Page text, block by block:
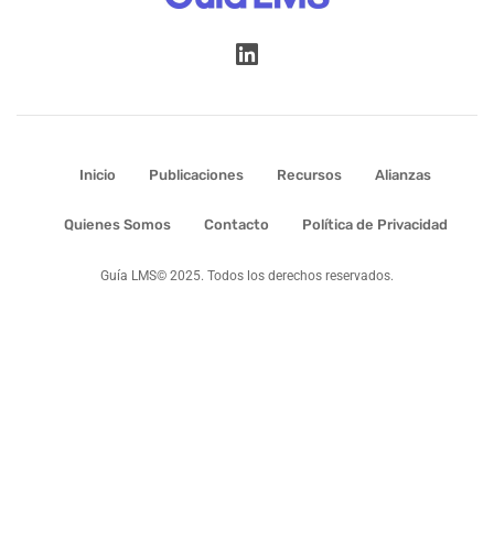
Inicio Publicaciones Recursos Alianzas
Quienes Somos Contacto Política de Privacidad
Guía LMS© 2025. Todos los derechos reservados.